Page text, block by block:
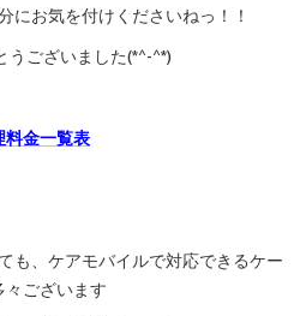
にお気を付けくださいねっ！！
うございました(*^-^*)
料金一覧表
も、ケアモバイルで対応できるケー
々ございます